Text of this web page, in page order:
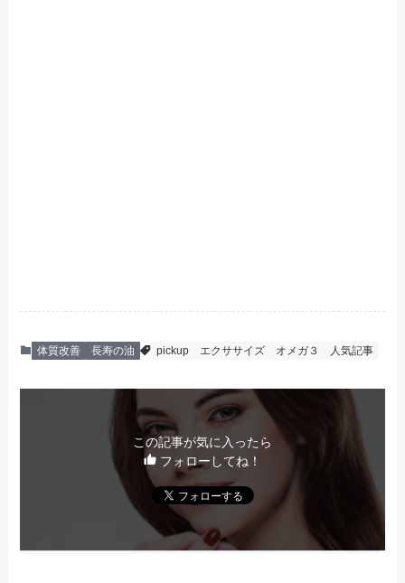
体質改善 長寿の油 pickup エクササイズ オメガ３ 人気記事
この記事が気に入ったら
フォローしてね！